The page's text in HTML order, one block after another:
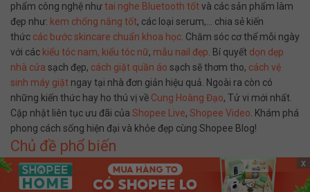
phẩm công nghệ nhưtai nghe Bluetooth tốtvà các sản phẩm làm
đẹp như: kem chống nắng tốt, các loại serum,… chia sẻ kiến
thức các bước skincare chuẩn khoa học . Chăm sóc cơ thể mỗi ngày
với các kiểu tóc nam, kiểu tóc nữ, mẫu nail đẹp . Bí quyết dọn dẹp
nhà cửa sạch đẹp, cách giặt quần áo sạch sẽ thơm tho, cách vệ
sinh máy giặt ngay tại nhà đơn giản hiệu quả. Ngoài ra còn có
những kiến thức hay ho thú vị về Cung Hoàng Đạo, Tử vi mới nhất.
Cập nhật liên tục ưu đãi của Shopee Live, Shopee Video . Khám phá
phong cách sống hiện đại và khỏe đẹp cùng Shopee Blog!
Chủ đề phổ biến
Thời Trang Nữ
x